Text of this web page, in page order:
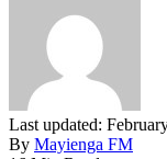
Last updated:
By Mayienga FM